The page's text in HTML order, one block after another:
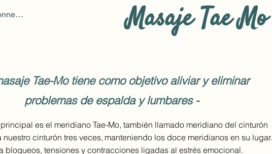
Masaje Tae Mo
Tae-Mo tiene como objetivo aliviar y eliminar
problemas de espalda y lumbares -
es el meridiano Tae-Mo, también llamado meridiano del cinturón
nuestro cinturón tres veces, manteniendo los doce meridianos en su lugar.
bloqueos, tensiones y contracciones ligadas al estrés emocional.